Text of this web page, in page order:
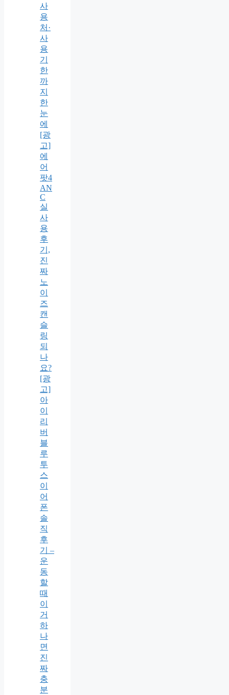
사
용
처·
사
용
기
한
까
지
한
눈
에
[광
고]
에
어
팟4
AN
C
실
사
용
후
기,
진
짜
노
이
즈
캔
슬
링
되
나
요?
[광
고]
아
이
리
버
블
루
투
스
이
어
폰
솔
직
후
기 –
운
동
할
때
이
거
하
나
면
진
짜
충
분